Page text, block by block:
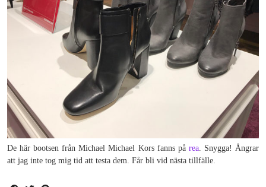
De här bootsen från Michael Michael Kors fanns på rea. Snygga! Ångrar
att jag inte tog mig tid att testa dem. Får bli vid nästa tillfälle.